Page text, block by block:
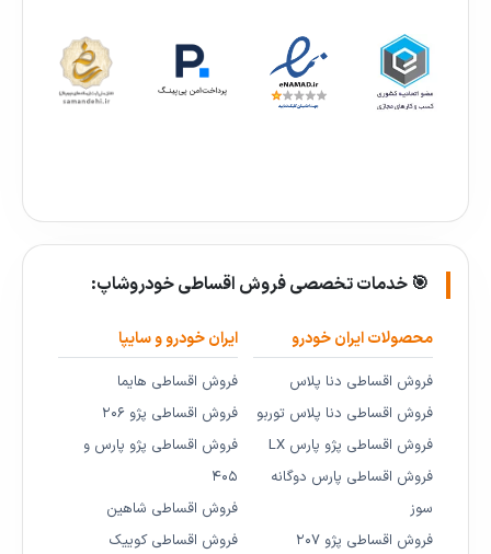
🎯 خدمات تخصصی فروش اقساطی خودروشاپ:
محصولات ایران خودرو
فروش اقساطی دنا پلاس
فروش اقساطی دنا پلاس توربو
فروش اقساطی پژو پارس LX
فروش اقساطی پارس دوگانه
سوز
فروش اقساطی پژو ۲۰۷
ایران خودرو و سایپا
فروش اقساطی هایما
فروش اقساطی پژو ۲۰۶
فروش اقساطی پژو پارس و
۴۰۵
فروش اقساطی شاهین
فروش اقساطی کوییک